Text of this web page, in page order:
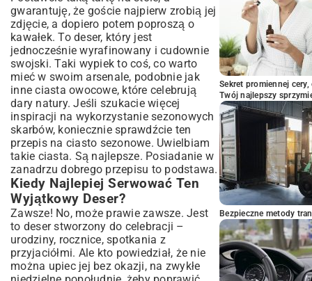
Jak Zapobiec Rozmoczeniu Spodu Tarty?
Podsumowanie: Delektuj się Domową
Tartą Malinową!
gwarantuję, że goście najpierw zrobią jej
zdjęcie, a dopiero potem poproszą o
kawałek. To deser, który jest
jednocześnie wyrafinowany i cudownie
swojski. Taki wypiek to coś, co warto
mieć w swoim arsenale, podobnie jak
inne ciasta owocowe, które celebrują
dary natury. Jeśli szukacie więcej
inspiracji na wykorzystanie sezonowych
skarbów, koniecznie sprawdźcie ten
przepis na ciasto sezonowe. Uwielbiam
takie ciasta. Są najlepsze. Posiadanie w
zanadrzu dobrego przepisu to podstawa.
Kiedy Najlepiej Serwować Ten
Wyjątkowy Deser?
Zawsze! No, może prawie zawsze. Jest
to deser stworzony do celebracji –
urodziny, rocznice, spotkania z
przyjaciółmi. Ale kto powiedział, że nie
można upiec jej bez okazji, na zwykłe
Sekret promiennej
Twój najlepszy
Bezpieczne metody